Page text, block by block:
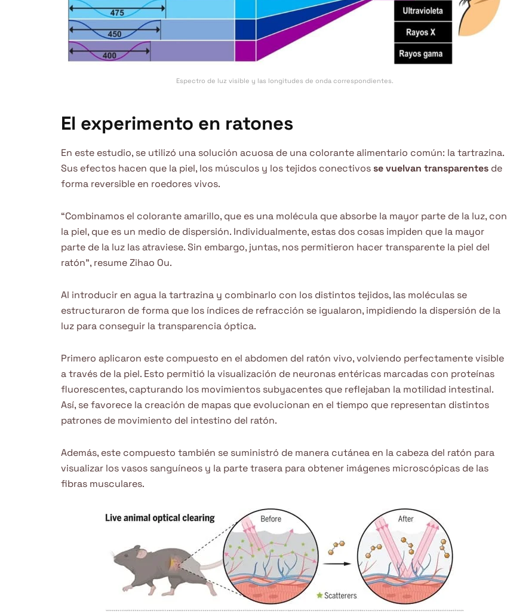
Espectro de luz visible y las longitudes de onda correspondientes.
El experimento en ratones
En este estudio, se utilizó una solución acuosa de una colorante alimentario común: la tartrazina.
Sus efectos hacen que la piel, los músculos y los tejidos conectivos se vuelvan transparentes de
forma reversible en roedores vivos.
“Combinamos el colorante amarillo, que es una molécula que absorbe la mayor parte de la luz, con
la piel, que es un medio de dispersión. Individualmente, estas dos cosas impiden que la mayor
parte de la luz las atraviese. Sin embargo, juntas, nos permitieron hacer transparente la piel del
ratón”, resume Zihao Ou.
Al introducir en agua la tartrazina y combinarlo con los distintos tejidos, las moléculas se
estructuraron de forma que los índices de refracción se igualaron, impidiendo la dispersión de la
luz para conseguir la transparencia óptica.
Primero aplicaron este compuesto en el abdomen del ratón vivo, volviendo perfectamente visible
a través de la piel. Esto permitió la visualización de neuronas entéricas marcadas con proteínas
fluorescentes, capturando los movimientos subyacentes que reflejaban la motilidad intestinal.
Así, se favorece la creación de mapas que evolucionan en el tiempo que representan distintos
patrones de movimiento del intestino del ratón.
Además, este compuesto también se suministró de manera cutánea en la cabeza del ratón para
visualizar los vasos sanguíneos y la parte trasera para obtener imágenes microscópicas de las
fibras musculares.